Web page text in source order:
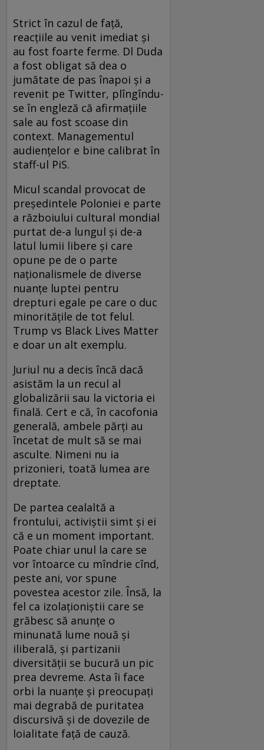
Strict în cazul de față,
reacțiile au venit imediat și
au fost foarte ferme. Dl Duda
a fost obligat să dea o
jumătate de pas înapoi și a
revenit pe Twitter, plîngîndu-
se în engleză că afirmațiile
sale au fost scoase din
context. Managementul
audiențelor e bine calibrat în
staff-ul PiS.
Micul scandal provocat de
președintele Poloniei e parte
a războiului cultural mondial
purtat de-a lungul și de-a
latul lumii libere și care
opune pe de o parte
naționalismele de diverse
nuanțe luptei pentru
drepturi egale pe care o duc
minoritățile de tot felul.
Trump vs Black Lives Matter
e doar un alt exemplu.
Juriul nu a decis încă dacă
asistăm la un recul al
globalizării sau la victoria ei
finală. Cert e că, în cacofonia
generală, ambele părți au
încetat de mult să se mai
asculte. Nimeni nu ia
prizonieri, toată lumea are
dreptate.
De partea cealaltă a
frontului, activiștii simt și ei
că e un moment important.
Poate chiar unul la care se
vor întoarce cu mîndrie cînd,
peste ani, vor spune
povestea acestor zile. Însă, la
fel ca izolaționiștii care se
grăbesc să anunțe o
minunată lume nouă și
iliberală, și partizanii
diversității se bucură un pic
prea devreme. Asta îi face
orbi la nuanțe și preocupați
mai degrabă de puritatea
discursivă și de dovezile de
loialitate față de cauză.